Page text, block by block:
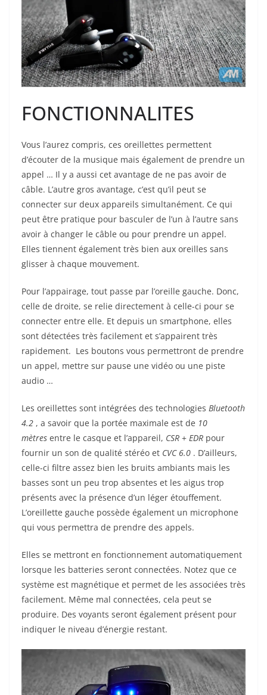
FONCTIONNALITES
Vous l’aurez compris, ces oreillettes permettent
d’écouter de la musique mais également de prendre un
appel … Il y a aussi cet avantage de ne pas avoir de
câble. L’autre gros avantage, c’est qu’il peut se
connecter sur deux appareils simultanément. Ce qui
peut être pratique pour basculer de l’un à l’autre sans
avoir à changer le câble ou pour prendre un appel.
Elles tiennent également très bien aux oreilles sans
glisser à chaque mouvement.
Pour l’appairage, tout passe par l’oreille gauche. Donc,
celle de droite, se relie directement à celle-ci pour se
connecter entre elle. Et depuis un smartphone, elles
sont détectées très facilement et s’appairent très
rapidement. Les boutons vous permettront de prendre
un appel, mettre sur pause une vidéo ou une piste
audio …
Les oreillettes sont intégrées des technologies Bluetooth
4.2 , a savoir que la portée maximale est de 10
mètres entre le casque et l’appareil, CSR + EDR pour
fournir un son de qualité stéréo et CVC 6.0 . D’ailleurs,
celle-ci filtre assez bien les bruits ambiants mais les
basses sont un peu trop absentes et les aigus trop
présents avec la présence d’un léger étouffement.
L’oreillette gauche possède également un microphone
qui vous permettra de prendre des appels.
Elles se mettront en fonctionnement automatiquement
lorsque les batteries seront connectées. Notez que ce
système est magnétique et permet de les associées très
facilement. Même mal connectées, cela peut se
produire. Des voyants seront également présent pour
indiquer le niveau d’énergie restant.